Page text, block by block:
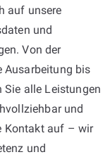
auf unsere
und
Von der
Ausarbeitung bis
alle Leistungen
und
Kontakt auf – wir
und